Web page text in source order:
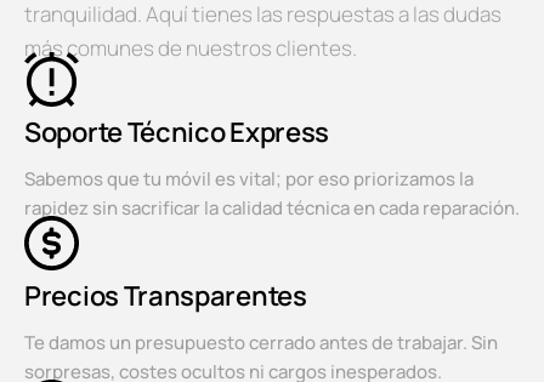
tranquilidad. Aquí tienes las respuestas a las dudas
más comunes de nuestros clientes.
Soporte Técnico Express
Sabemos que tu móvil es vital; por eso priorizamos la
rapidez sin sacrificar la calidad técnica en cada reparación.
Precios Transparentes
Te damos un presupuesto cerrado antes de trabajar. Sin
sorpresas, costes ocultos ni cargos inesperados.